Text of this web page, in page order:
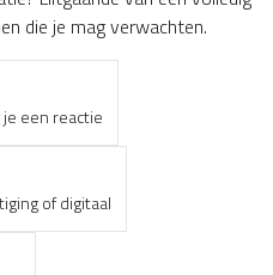
die je mag verwachten.
een reactie
of digitaal